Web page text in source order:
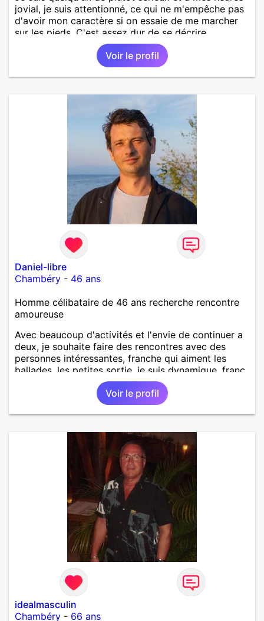
jovial, je suis attentionné, ce qui ne m'empêche pas
d'avoir mon caractère si on essaie de me marcher
sur les pieds. C'est assez dur de se décrire
objectivement, le mieux étant de venir discuter avec
moi pour apprendre à me connaître.
Voir le profil
Daniel-libre
Chambéry - 46 ans
Homme célibataire de 46 ans recherche rencontre
amoureuse
Avec beaucoup d'activités et l'envie de continuer a
deux, je souhaite faire des rencontres avec des
personnes intéressantes, franche qui aiment les
ballades, les petites sortie, je suis dynamique, franc
et sincère je vit la vie à fond je suis 100%, mais le
reste est à découvrir.Voir le profil
idealmasculin
Chambéry - 66 ans